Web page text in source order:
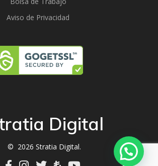
Aviso de Privacidad
Digital
© 2026 Stratia Digital.